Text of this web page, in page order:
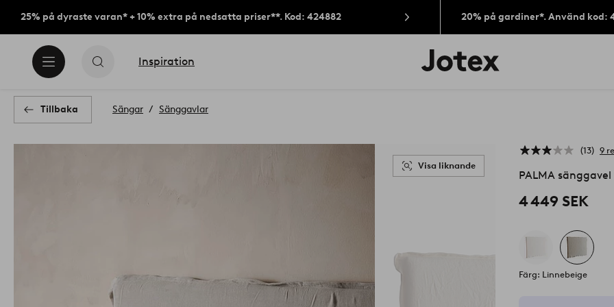
25% på dyraste varan* + 10% extra på nedsatta priser**. Kod: 424882 20% på gardiner*. Använd kod:
Inspiration
Jotex
logotyp
Tillbaka Sängar Sänggavlar
Visa liknande
13 9
PALMA sänggavel
4 449 SEK
Färg: Linnebeige